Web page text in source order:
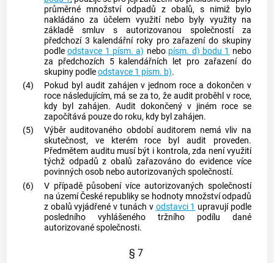
průměrné množství odpadů z obalů, s nimiž bylo
nakládáno za účelem využití nebo byly využity na
základě smluv s autorizovanou společností za
předchozí 3 kalendářní roky pro zařazení do skupiny
podleodstavce 1 písm. a) nebo písm. d) bodu 1 nebo
za předchozích 5 kalendářních let pro zařazení do
skupiny podleodstavce 1 písm. b).
(4)
Pokud byl audit zahájen v jednom roce a dokončen v
roce následujícím, má se za to, že audit proběhl v roce,
kdy byl zahájen. Audit dokončený v jiném roce se
započítává pouze do roku, kdy byl zahájen.
(5)
Výběr auditovaného období auditorem nemá vliv na
skutečnost, ve kterém roce byl audit proveden.
Předmětem auditu musí být i kontrola, zda není využití
týchž odpadů z obalů zařazováno do evidence více
povinných osob nebo autorizovaných společností.
(6)
V případě působení více autorizovaných společností
na území České republiky se hodnoty množství odpadů
z obalů vyjádřené v tunách v odstavci 1 upravují podle
posledního vyhlášeného tržního podílu dané
autorizované společnosti.
§ 7